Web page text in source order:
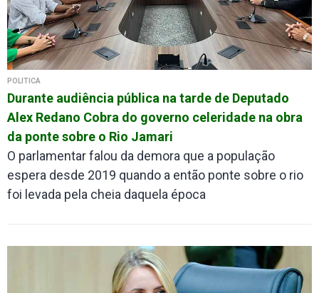
POLÍTICA
Durante audiência pública na tarde de Deputado
Alex Redano Cobra do governo celeridade na obra
da ponte sobre o Rio Jamari
O parlamentar falou da demora que a população
espera desde 2019 quando a então ponte sobre o rio
foi levada pela cheia daquela época